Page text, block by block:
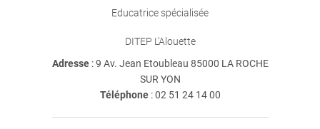
Educatrice spécialisée
DITEP L'Alouette
Adresse : 9 Av. Jean Etoubleau 85000 LA ROCHE
SUR YON
Téléphone:02 51 24 14 00